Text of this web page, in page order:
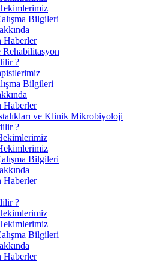
Bilgileri
?
Bilgileri
ve Klinik Mikrobiyoloji
?
Bilgileri
?
Bilgileri